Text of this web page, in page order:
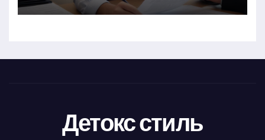
Детокс стиль